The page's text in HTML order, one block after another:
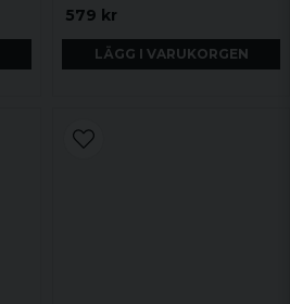
579 kr
LÄGG I VARUKORGEN